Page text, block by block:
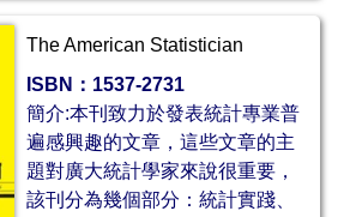
The American Statistician
ISBN： 1537-2731
簡介:本刊致力於發表統計專業普
遍感興趣的文章，這些文章的主
題對廣大統計學家來說很重要，
該刊分為幾個部分：統計實踐、